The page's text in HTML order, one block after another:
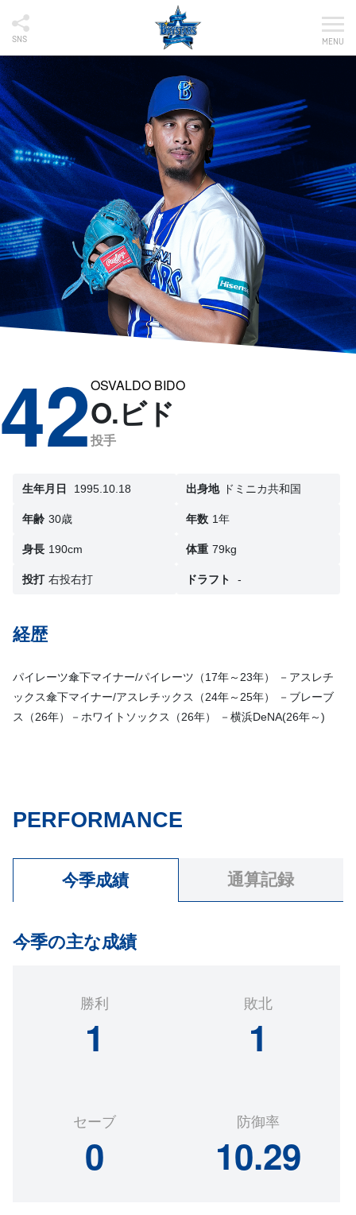
SNS MENU
42OSVALDO BIDO
O.ビド
投手
生年月日 1995.10.18 出身地 ドミニカ共和国
年齢 30歳 年数 1年
身長 190cm 体重 79kg
投打 右投右打 ドラフト -
経歴
パイレーツ傘下マイナー/パイレーツ（17年～23年） －アスレチ
ックス傘下マイナー/アスレチックス（24年～25年） －ブレーブ
ス（26年）－ホワイトソックス（26年） －横浜DeNA(26年～)
PERFORMANCE
今季成績 通算記録
今季の主な成績
勝利
1
敗北
1
セーブ
0
防御率
10.29